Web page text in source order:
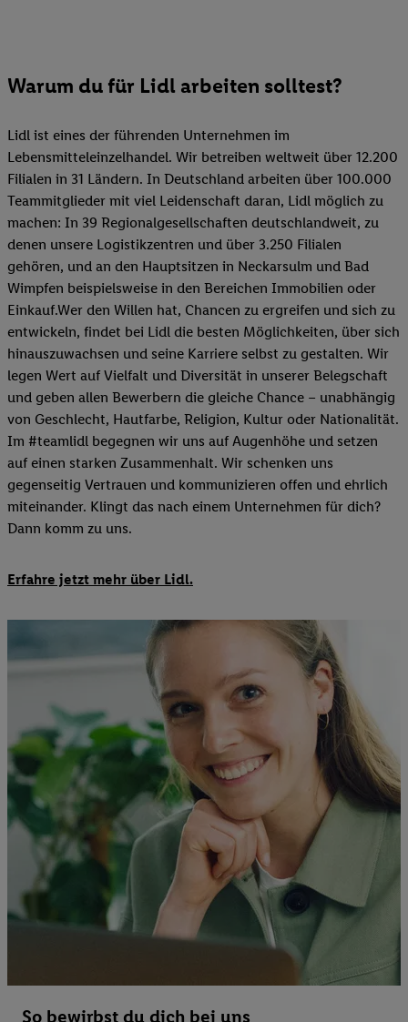
Warum du für Lidl arbeiten solltest?
Lidl ist eines der führenden Unternehmen im
Lebensmitteleinzelhandel. Wir betreiben weltweit über 12.200
Filialen in 31 Ländern. In Deutschland arbeiten über 100.000
Teammitglieder mit viel Leidenschaft daran, Lidl möglich zu
machen: In 39 Regionalgesellschaften deutschlandweit, zu
denen unsere Logistikzentren und über 3.250 Filialen
gehören, und an den Hauptsitzen in Neckarsulm und Bad
Wimpfen beispielsweise in den Bereichen Immobilien oder
Einkauf.Wer den Willen hat, Chancen zu ergreifen und sich zu
entwickeln, findet bei Lidl die besten Möglichkeiten, über sich
hinauszuwachsen und seine Karriere selbst zu gestalten. Wir
legen Wert auf Vielfalt und Diversität in unserer Belegschaft
und geben allen Bewerbern die gleiche Chance – unabhängig
von Geschlecht, Hautfarbe, Religion, Kultur oder Nationalität.
Im #teamlidl begegnen wir uns auf Augenhöhe und setzen
auf einen starken Zusammenhalt. Wir schenken uns
gegenseitig Vertrauen und kommunizieren offen und ehrlich
miteinander. Klingt das nach einem Unternehmen für dich?
Dann komm zu uns.​
Erfahre jetzt mehr über Lidl.
So bewirbst du dich bei uns